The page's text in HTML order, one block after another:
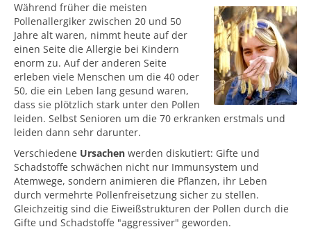
Während früher die meisten
Pollenallergiker zwischen 20 und 50
Jahre alt waren, nimmt heute auf der
einen Seite die Allergie bei Kindern
enorm zu. Auf der anderen Seite
erleben viele Menschen um die 40 oder
50, die ein Leben lang gesund waren,
dass sie plötzlich stark unter den Pollen
leiden. Selbst Senioren um die 70 erkranken erstmals und
leiden dann sehr darunter.
Verschiedene Ursachen werden diskutiert: Gifte und
Schadstoffe schwächen nicht nur Immunsystem und
Atemwege, sondern animieren die Pflanzen, ihr Leben
durch vermehrte Pollenfreisetzung sicher zu stellen.
Gleichzeitig sind die Eiweißstrukturen der Pollen durch die
Gifte und Schadstoffe "aggressiver" geworden.